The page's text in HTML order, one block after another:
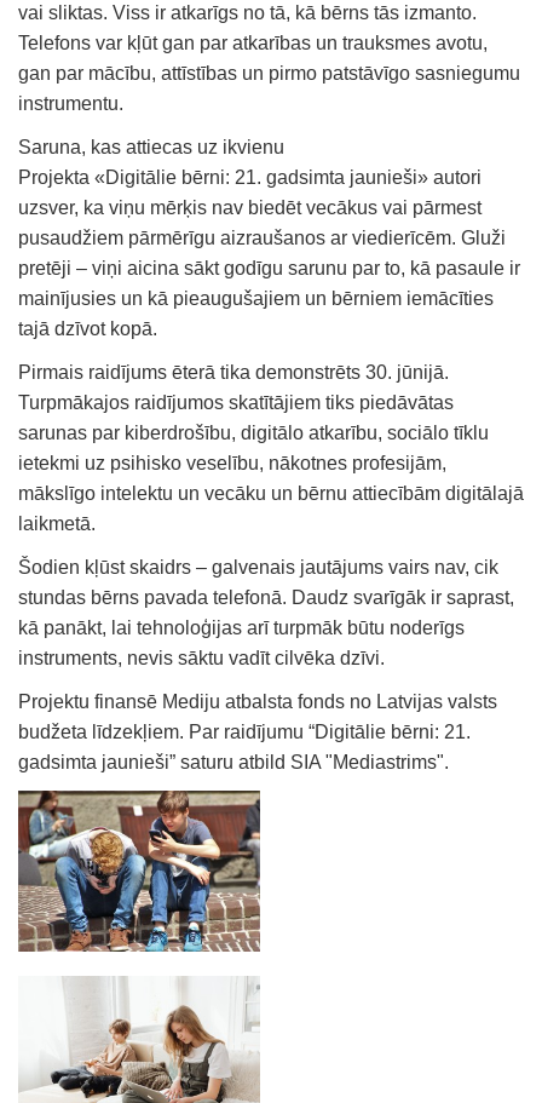
vai sliktas. Viss ir atkarīgs no tā, kā bērns tās izmanto.
Telefons var kļūt gan par atkarības un trauksmes avotu,
gan par mācību, attīstības un pirmo patstāvīgo sasniegumu
instrumentu.
Saruna, kas attiecas uz ikvienu
Projekta «Digitālie bērni: 21. gadsimta jaunieši» autori
uzsver, ka viņu mērķis nav biedēt vecākus vai pārmest
pusaudžiem pārmērīgu aizraušanos ar viedierīcēm. Gluži
pretēji – viņi aicina sākt godīgu sarunu par to, kā pasaule ir
mainījusies un kā pieaugušajiem un bērniem iemācīties
tajā dzīvot kopā.
Pirmais raidījums ēterā tika demonstrēts 30. jūnijā.
Turpmākajos raidījumos skatītājiem tiks piedāvātas
sarunas par kiberdrošību, digitālo atkarību, sociālo tīklu
ietekmi uz psihisko veselību, nākotnes profesijām,
mākslīgo intelektu un vecāku un bērnu attiecībām digitālajā
laikmetā.
Šodien kļūst skaidrs – galvenais jautājums vairs nav, cik
stundas bērns pavada telefonā. Daudz svarīgāk ir saprast,
kā panākt, lai tehnoloģijas arī turpmāk būtu noderīgs
instruments, nevis sāktu vadīt cilvēka dzīvi.
Projektu finansē Mediju atbalsta fonds no Latvijas valsts
budžeta līdzekļiem. Par raidījumu “Digitālie bērni: 21.
gadsimta jaunieši” saturu atbild SIA "Mediastrims".